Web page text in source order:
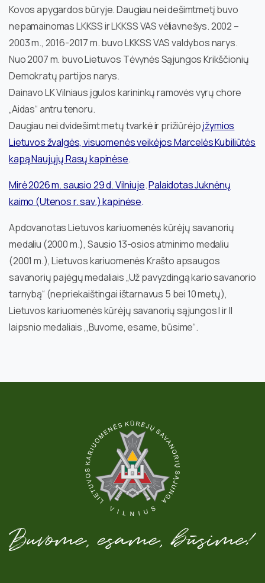
Kovos apygardos būryje. Daugiau nei dešimtmetį buvo
nepamainomas LKKSS ir LKKSS VAS vėliavnešys. 2002 –
2003 m., 2016-2017 m. buvo LKKSS VAS valdybos narys.
Nuo 2007 m. buvo Lietuvos Tėvynės Sąjungos Krikščionių
Demokratų partijos narys.
Dainavo LK Vilniaus įgulos karininkų ramovės vyrų chore
„Aidas“ antru tenoru.
Daugiau nei dvidešimt metų tvarkė ir prižiūrėjoįžymios
Lietuvos žvalgės, visuomenės veikėjos Marcelės Kubiliūtės
kapą Naujųjų Rasų kapinėse.
Mirė 2026 m. sausio 29 d. Vilniuje.Palaidotas Juknėnų
kaimo (Utenos r. sav.) kapinėse.
Apdovanotas Lietuvos kariuomenės kūrėjų savanorių
medaliu (2000 m.), Sausio 13-osios atminimo medaliu
(2001 m.), Lietuvos kariuomenės Krašto apsaugos
savanorių pajėgų medaliais „Už pavyzdingą kario savanorio
tarnybą“ (nepriekaištingai ištarnavus 5 bei 10 metų),
Lietuvos kariuomenės kūrėjų savanorių sąjungos I ir II
laipsnio medaliais ,,Buvome, esame, būsime“.